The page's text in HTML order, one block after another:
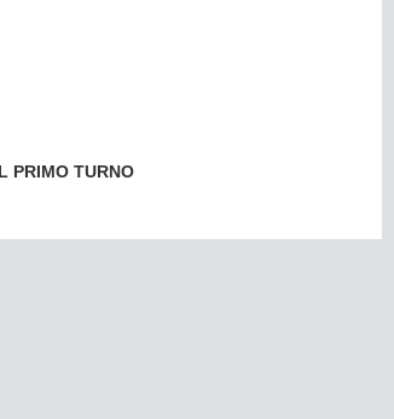
PRIMO TURNO